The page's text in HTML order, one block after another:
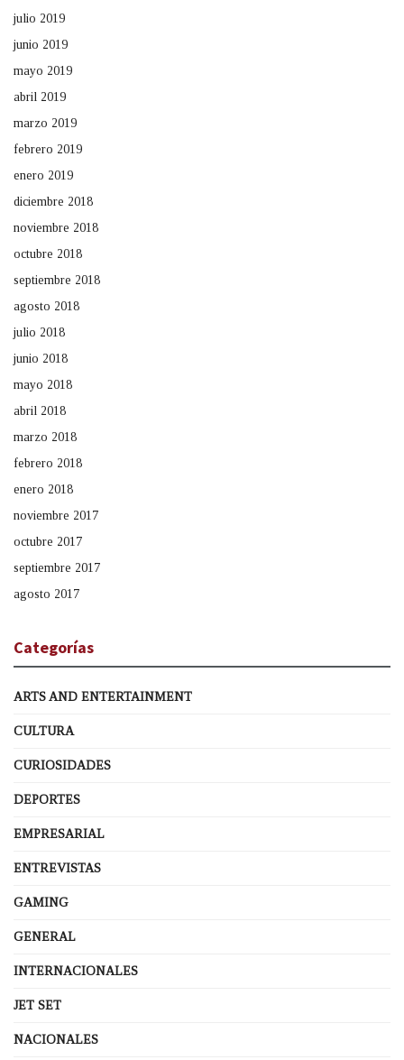
julio 2019
junio 2019
mayo 2019
abril 2019
marzo 2019
febrero 2019
enero 2019
diciembre 2018
noviembre 2018
octubre 2018
septiembre 2018
agosto 2018
julio 2018
junio 2018
mayo 2018
abril 2018
marzo 2018
febrero 2018
enero 2018
noviembre 2017
octubre 2017
septiembre 2017
agosto 2017
Categorías
ARTS AND ENTERTAINMENT
CULTURA
CURIOSIDADES
DEPORTES
EMPRESARIAL
ENTREVISTAS
GAMING
GENERAL
INTERNACIONALES
JET SET
NACIONALES